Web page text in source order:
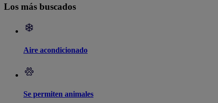
Los más buscados
Aire acondicionado
Se permiten animales